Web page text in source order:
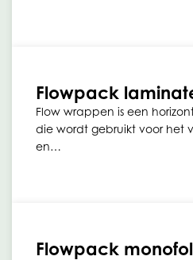
Flowpack
Flow wrappen is een
die wordt gebruikt voor het
en…
Flowpack